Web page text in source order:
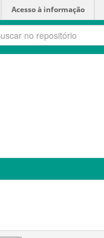
Acesso à informação